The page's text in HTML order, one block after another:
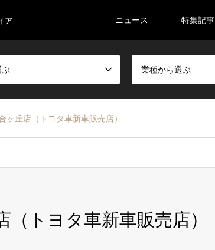
ア ニュース 特集記事
業種から選ぶ
ヶ丘店（トヨタ車新車販売店）
トヨタ車新車販売店）